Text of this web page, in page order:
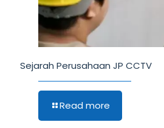
Sejarah Perusahaan JP CCTV
Read more